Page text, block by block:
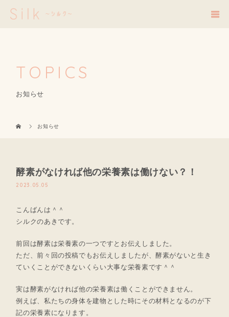
TOPICS
お知らせ
お知らせ
酵素がなければ他の栄養素は働けない？！
2023.05.05
こんばんは＾＾
シルクのあきです。
前回は酵素は栄養素の一つですとお伝えしました。
ただ、前々回の投稿でもお伝えしましたが、酵素がないと生き
ていくことができないくらい大事な栄養素です＾＾
実は酵素がなければ他の栄養素は働くことができません。
例えば、私たちの身体を建物とした時にその材料となるのが下
記の栄養素になります。